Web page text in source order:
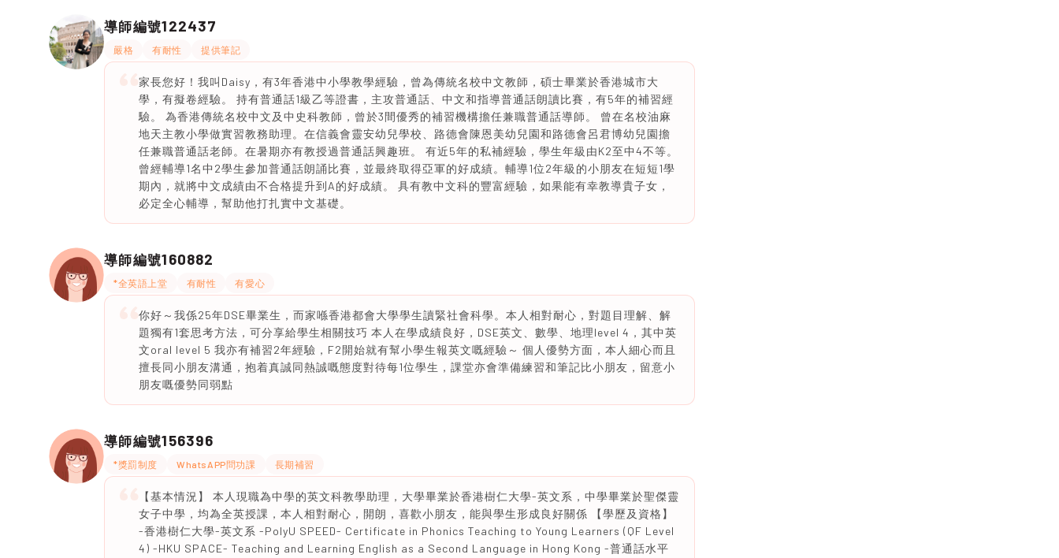
導師編號122437
嚴格 有耐性 提供筆記
家長您好！我叫Daisy，有3年香港中小學教學經驗，曾為傳統名校中文教師，碩士畢業於香港城市大
學，有擬卷經驗。 持有普通話1級乙等證書，主攻普通話、中文和指導普通話朗讀比賽，有5年的補習經
驗。 為香港傳統名校中文及中史科教師，曾於3間優秀的補習機構擔任兼職普通話導師。 曾在名校油麻
地天主教小學做實習教務助理。在信義會靈安幼兒學校、路德會陳恩美幼兒園和路德會呂君博幼兒園擔
任兼職普通話老師。在暑期亦有教授過普通話興趣班。 有近5年的私補經驗，學生年級由K2至中4不等。
曾經輔導1名中2學生參加普通話朗誦比賽，並最終取得亞軍的好成績。輔導1位2年級的小朋友在短短1學
期內，就將中文成績由不合格提升到A的好成績。 具有教中文科的豐富經驗，如果能有幸教導貴子女，
必定全心輔導，幫助他打扎實中文基礎。
導師編號160882
*全英語上堂 有耐性 有愛心
你好～我係25年DSE畢業生，而家喺香港都會大學學生讀緊社會科學。本人相對耐心，對題目理解、解
題獨有1套思考方法，可分享給學生相關技巧 本人在學成績良好，DSE英文、數學、地理level 4，其中英
文oral level 5 我亦有補習2年經驗，F2開始就有幫小學生報英文嘅經驗～ 個人優勢方面，本人細心而且
擅長同小朋友溝通，抱着真誠同熱誠嘅態度對待每1位學生，課堂亦會準備練習和筆記比小朋友，留意小
朋友嘅優勢同弱點
導師編號156396
*獎罰制度 WhatsAPP問功課 長期補習
【基本情況】 本人現職為中學的英文科教學助理，大學畢業於香港樹仁大學-英文系，中學畢業於聖傑靈
女子中學，均為全英授課，本人相對耐心，開朗，喜歡小朋友，能與學生形成良好關係 【學歷及資格】
-香港樹仁大學-英文系 -PolyU SPEED- Certificate in Phonics Teaching to Young Learners (QF Level
4) -HKU SPACE- Teaching and Learning English as a Second Language in Hong Kong -普通話水平